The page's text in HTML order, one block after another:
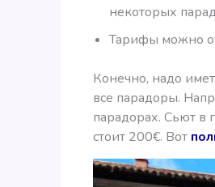
некоторых
Тарифы можно
Конечно, надо
все парадоры.
парадорах. Сьют в
стоит 200€. Вот